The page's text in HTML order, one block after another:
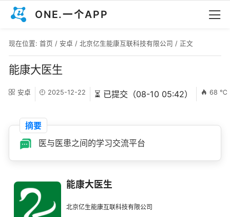
ONE.一个APP
现在位置: 首页 / 安卓 / 北京亿生能康互联科技有限公司 / 正文
能康大医生
安卓 2025-12-22 ⏳ 已提交（08-10 05:42） 68 ℃
摘要
医与医患之间的学习交流平台
能康大医生
北京亿生能康互联科技有限公司